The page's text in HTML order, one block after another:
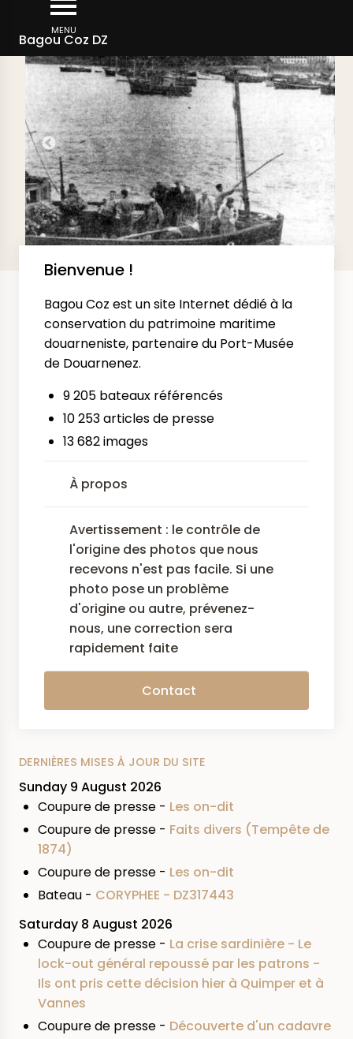
main
content
MENU
Bagou Coz DZ
Bienvenue !
Bagou Coz est un site Internet dédié à la
conservation du patrimoine maritime
douarneniste, partenaire du Port-Musée
de Douarnenez.
9 205 bateaux référencés
10 253 articles de presse
13 682 images
À propos
Avertissement : le contrôle de
l'origine des photos que nous
recevons n'est pas facile. Si une
photo pose un problème
d'origine ou autre, prévenez-
nous, une correction sera
rapidement faite
Contact
DERNIÈRES MISES À JOUR DU SITE
Sunday 9 August 2026
Coupure de presse - Les on-dit
Coupure de presse - Faits divers (Tempête de
1874)
Coupure de presse - Les on-dit
Bateau - CORYPHEE - DZ317443
Saturday 8 August 2026
Coupure de presse - La crise sardinière - Le
lock-out général repoussé par les patrons -
Ils ont pris cette décision hier à Quimper et à
Vannes
Coupure de presse - Découverte d'un cadavre